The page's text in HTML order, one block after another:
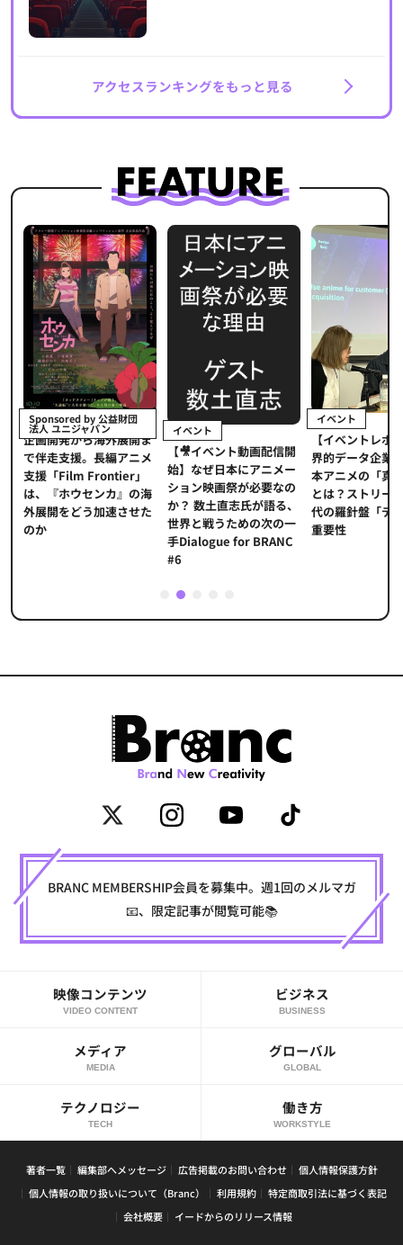
アクセスランキングをもっと見る
Sponsored by 公益財団
法人 ユニジャパン
企画開発から海外展開ま
で伴走支援。長編アニメ
支援「Film Frontier」
は、『ホウセンカ』の海
外展開をどう加速させた
のか
イベント
【🎥イベント動画配信開
始】なぜ日本にアニメー
ション映画祭が必要なの
か？ 数土直志氏が語る、
世界と戦うための次の一
手Dialogue for BRANC
#6
イベント
【イベントレポ
界的データ企業
本アニメの「真
とは？ストリー
代の羅針盤「デ
重要性
2
BRANC MEMBERSHIP会員を募集中。週1回のメルマガ
📧、限定記事が閲覧可能📚
映像コンテンツ
VIDEO CONTENT
ビジネス
BUSINESS
メディア
MEDIA
グローバル
GLOBAL
テクノロジー
TECH
働き方
WORKSTYLE
著者一覧 編集部へメッセージ 広告掲載のお問い合わせ
個人情報保護方針
個人情報の取り扱いについて（Branc）
利用規約
特定商取引法に基づく表記
会社概要
イードからのリリース情報